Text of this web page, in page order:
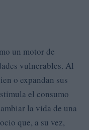
un motor de
vulnerables. Al
o expandan sus
el consumo
la vida de una
que, a su vez,